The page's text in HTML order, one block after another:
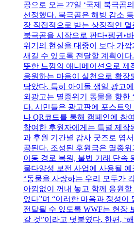
공으로 오는 27일 ‘국제 북극곰
선정했다. 북극곰은 해빙 감소
장 직접적으로 받는 상징적인
북극곰을 시작으로 판다•펭귄•
위기의 현실을 대중이 보다 가
새길 수 있도록 전달할 계획이
뜻한 느낌의 애니메이션으로 제
응원하는 마음이 실천으로 확장
담았다. 특히 아이돌 생일 광고
외광고는 멸종위기 동물을 향한
다. 시민들은 광고판에 포스트
나 QR코드를 통해 캠페인에 참
참여한 후원자에게는 특별 제작
과 후원 기간별 감사 굿즈로 엽
공된다. 조성된 후원금은 멸종
이동 경로 복원, 불법 거래 단속
물다양성 보전 사업에 사용될
“동물을 사랑하는 우리 모두가
아낌없이 꺼내 놓고 함께 응원
었다”며 “이러한 마음과 정성이
전달될 수 있도록 WWF는 현장
갈 것”이라고 덧붙였다. 한편, ‘